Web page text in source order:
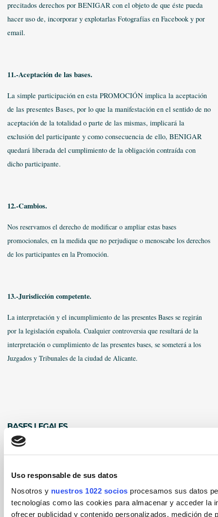
Uso responsable de sus datos
Nosotros y nuestros 1022 socios procesamos sus datos
tecnologías como las cookies para almacenar y acceder la
ofrecer publicidad y contenido personalizados, medición de
precitados derechos por BENIGAR con el objeto de que éste pueda
hacer uso de, incorporar y explotarlas Fotografías en Facebook y por
email.
11.-Aceptación de las bases.
La simple participación en esta PROMOCIÓN implica la aceptación
de las presentes Bases, por lo que la manifestación en el sentido de no
aceptación de la totalidad o parte de las mismas, implicará la
exclusión del participante y como consecuencia de ello, BENIGAR
quedará liberada del cumplimiento de la obligación contraída con
dicho participante.
12.-Cambios.
Nos reservamos el derecho de modificar o ampliar estas bases
promocionales, en la medida que no perjudique o menoscabe los derechos
de los participantes en la Promoción.
13.-Jurisdicción competente.
La interpretación y el incumplimiento de las presentes Bases se regirán
por la legislación española. Cualquier controversia que resultará de la
interpretación o cumplimiento de las presentes bases, se someterá a los
Juzgados y Tribunales de la ciudad de Alicante.
BASES LEGALES